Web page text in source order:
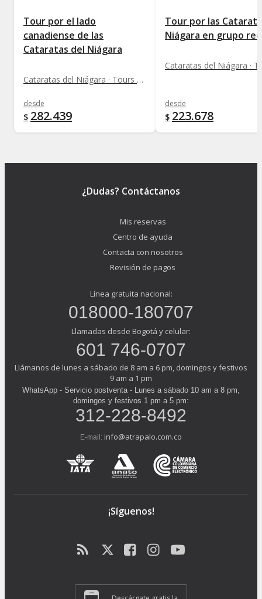
Tour por el lado
canadiense de las
Cataratas del Niágara
Cataratas del Niágara · Tours y rutas
desde
$ 282.439
Tour por las
Niágara en grupo
desde
$ 223.678
¿Dudas? Contáctanos
Mis reservas
Centro de ayuda
Contacta con nosotros
Revisión de pagos
Línea gratuita nacional:
018000-180707
Llamadas desde Bogotá y celular:
601 746-0707
Llámanos de lunes a sábado de 8 am a 6 pm, domingos y festivos
9 am a 1 pm
WhatsApp - Servicio postventa - Lunes a sábado 10 am a 8 pm,
domingos y festivos 1 pm a 5 pm:
312-228-8492
E-mail: info@atrapalo.com.co
¡Síguenos!